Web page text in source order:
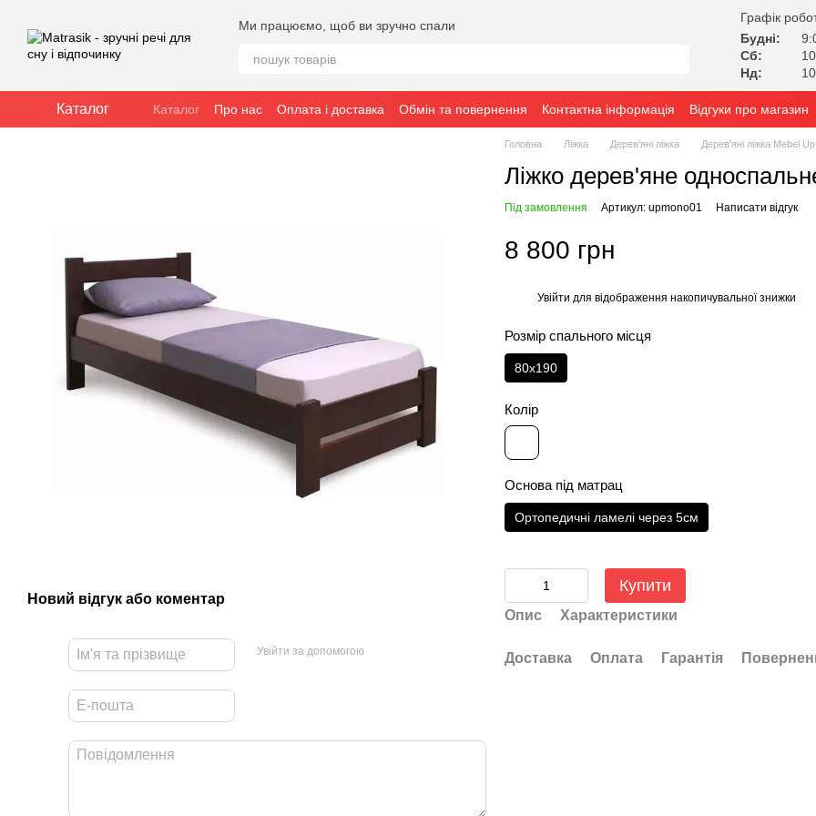
Ми працюємо, щоб ви зручно спали
Графік
Будні:
Сб:
Нд:
Каталог Каталог Про нас Оплата і доставка Обмін та повернення Контактна інформація
Відгуки про магазин
Публічна угода (оферта)
Новий відгук або коментар
Увійти за допомогою
Головна Ліжка Дерев'яні ліжка Дерев'яні ліжка Mebel Up
Ліжко дерев'яне
Під замовлення Артикул: upmono01 Написати відгук
8 800 грн
Увійти для відображення накопичувальної знижки
Розмір спального місця
80x190
Колір
Основа під матрац
Ортопедичні ламелі через 5см
Купити
Опис Характеристики
Доставка Оплата Гарантія